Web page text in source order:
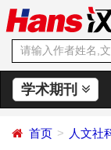
学术期刊
首页 人文社